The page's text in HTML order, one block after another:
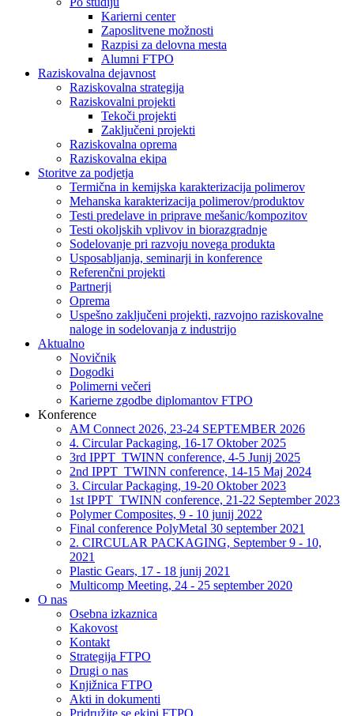
Karierni center
Zaposlitvene možnosti
Razpisi za delovna mesta
Alumni FTPO
Raziskovalna dejavnost
Raziskovalna strategija
Raziskovalni projekti
Tekoči projekti
Zaključeni projekti
Raziskovalna oprema
Raziskovalna ekipa
Storitve za podjetja
Termična in kemijska karakterizacija polimerov
Mehanska karakterizacija polimerov/produktov
Testi predelave in priprave mešanic/kompozitov
Testi okoljskih vplivov in biorazgradnje
Sodelovanje pri razvoju novega produkta
Usposabljanja, seminarji in konference
Referenčni projekti
Partnerji
Oprema
Uspešno zaključeni projekti, razvojno raziskovalne
naloge in sodelovanja z industrijo
Aktualno
Novičnik
Dogodki
Polimerni večeri
Karierne zgodbe diplomantov FTPO
Konference
AM Connect 2026, 23-24 SEPTEMBER 2026
4. Circular Packaging, 16-17 Oktober 2025
3rd IPPT_TWINN conference, 4-5 Junij 2025
2nd IPPT_TWINN conference, 14-15 Maj 2024
3. Circular Packaging, 19-20 Oktober 2023
1st IPPT_TWINN conference, 21-22 September 2023
Polymer Composites, 9 - 10 junij 2022
Final conference PolyMetal 30 september 2021
2. CIRCULAR PACKAGING, September 9 - 10,
2021
Plastic Gears, 17 - 18 junij 2021
Multicomp Meeting, 24 - 25 september 2020
O nas
Osebna izkaznica
Kakovost
Kontakt
Strategija FTPO
Drugi o nas
Knjižnica FTPO
Akti in dokumenti